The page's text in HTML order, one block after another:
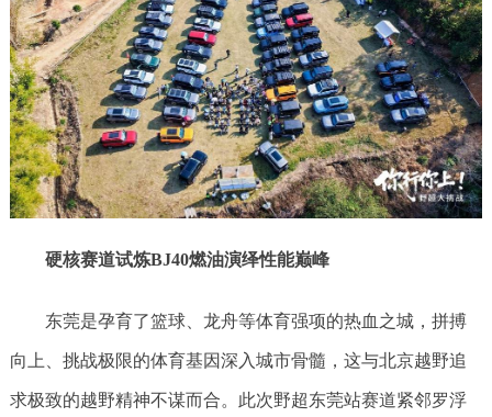
硬核赛道试炼BJ40燃油演绎性能巅峰
东莞是孕育了篮球、龙舟等体育强项的热血之城，拼搏
向上、挑战极限的体育基因深入城市骨髓，这与北京越野追
求极致的越野精神不谋而合。此次野超东莞站赛道紧邻罗浮